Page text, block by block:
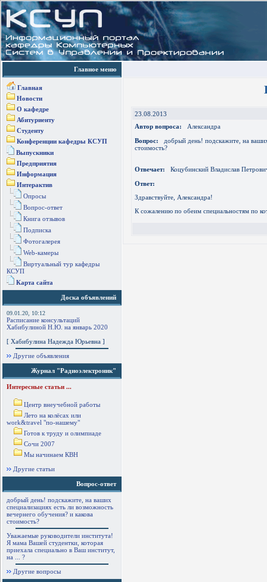
Главное меню
Главная
Новости
О кафедре
Абитуриенту
Студенту
Конференции кафедры КСУП
Выпускники
Предприятия
Информация
Интерактив
Опросы
Вопрос-ответ
Книга отзывов
Подписка
Фотогалерея
Web-камеры
Виртуальный тур кафедры
КСУП
Карта сайта
Доска объявлений
09.01.20, 10:12
Расписание консультаций
Хабибулиной Н.Ю. на январь 2020
[ Хабибулина Надежда Юрьевна ]
Другие объявления
Журнал "Радиоэлектроник"
Интересные статьи ...
Центр внеучебной работы
Лето на колёсах или
work&travel "по-нашему"
Готов к труду и олимпиаде
Сочи 2007
Мы начинаем КВН
Другие статьи
Вопрос-ответ
добрый день! подскажите, на ваших
специализациях есть ли возможность
вечернего обучения? и какова
стоимость?
Уважаемые руководители института!
Я мама Вашей студентки, которая
приехала специально в Ваш институт,
на ... ?
Другие вопросы
23.08.2013
Автор вопроса: Александра
Вопрос: добрый день! подскажите, на ваших
стоимость?
Отвечает: Коцубинский Владислав
Ответ:
Здравствуйте, Александра!
К сожалению по обеим специальностям по